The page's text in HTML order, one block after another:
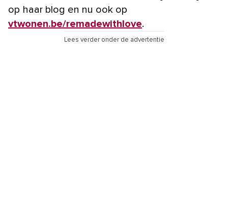
op haar blog en nu ook op
vtwonen.be/remadewithlove.
Lees verder onder de advertentie